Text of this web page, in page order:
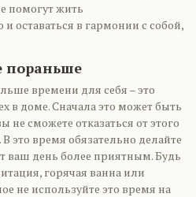
помогут жить
оставаться в гармонии с собой,
пораньше
времени для себя – это
в доме. Сначала это может быть
не сможете отказаться от этого
это время обязательно делайте
ваш день более приятным. Будь
горячая ванна или
не используйте это время на